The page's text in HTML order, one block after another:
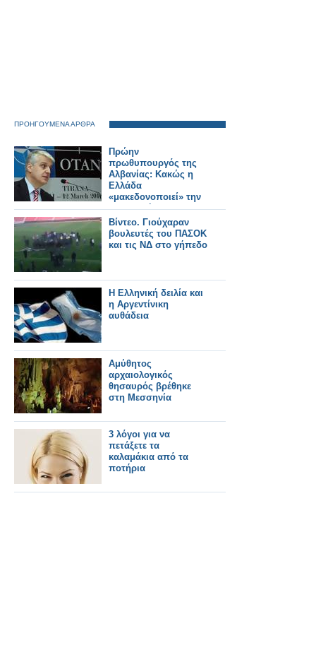
ΠΡΟΗΓΟΥΜΕΝΑ ΑΡΘΡΑ
Πρώην
πρωθυπουργός της
Αλβανίας: Κακώς η
Ελλάδα
«μακεδονοποιεί» την
εξωτερικής της
πολιτική!
Βίντεο. Γιούχαραν
βουλευτές του ΠΑΣΟΚ
και τις ΝΔ στο γήπεδο
Η Ελληνική δειλία και
η Αργεντίνικη
αυθάδεια
Αμύθητος
αρχαιολογικός
θησαυρός βρέθηκε
στη Μεσσηνία
3 λόγοι για να
πετάξετε τα
καλαμάκια από τα
ποτήρια